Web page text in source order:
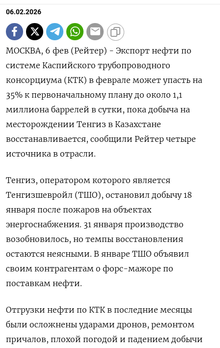
06.02.2026
МОСКВА, 6 фев (Рейтер) - Экспорт нефти по
системе Каспийского трубопроводного
консорциума (КТК) в феврале может упасть на
35% к первоначальному плану до около 1,1
миллиона баррелей в сутки, пока добыча на
месторождении ⁠Тенгиз в Казахстане
восстанавливается, сообщили Рейтер четыре
источника в отрасли.
Тенгиз, оператором которого является
Тенгизшевройл (ТШО), остановил добычу 18
января после пожаров на объектах
энергоснабжения. 31 января производство
возобновилось, но темпы восстановления
остаются неясными. В январе ⁠ТШО объявил
своим контрагентам о форс-​мажоре по
поставкам нефти.
Отгрузки нефти по ⁠КТК в последние месяцы
были осложнены ударами дронов, ремонтом
причалов, плохой погодой и падением добычи